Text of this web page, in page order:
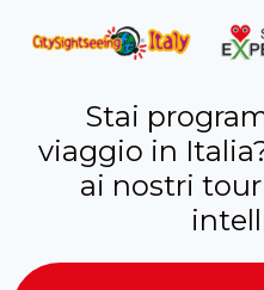
Stai
viaggio in
ai nostri